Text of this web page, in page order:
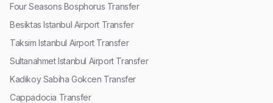
Four Seasons Bosphorus Transfer
Besiktas Istanbul Airport Transfer
Taksim Istanbul Airport Transfer
Sultanahmet Istanbul Airport Transfer
Kadikoy Sabiha Gokcen Transfer
Cappadocia Transfer